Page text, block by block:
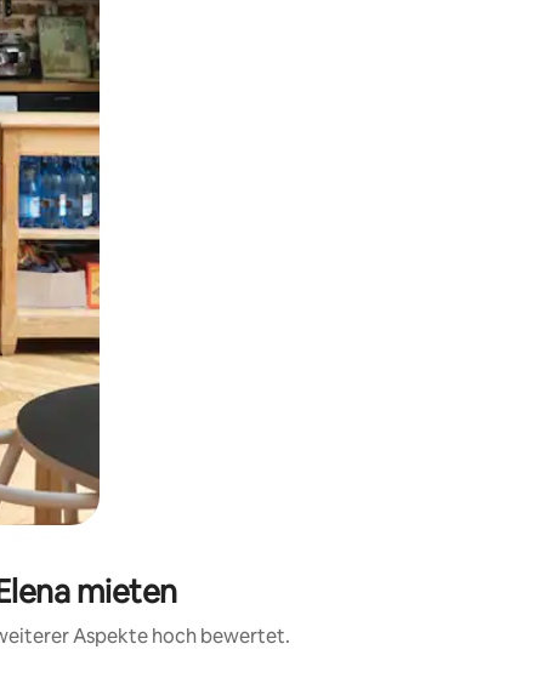
Berühren oder Wischgesten.
mieten
Aspekte hoch bewertet.